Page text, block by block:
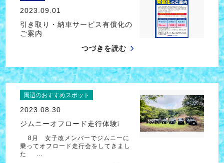
2023.09.01
引き取り・納車サービス有償化の
ご案内
つづきを読む
周辺のおすすめスポット
2023.08.30
ジムニーオフロード走行体験❕
8月 女子改メンバーでジムニーに
乗ってオフロード走行会をしてきまし
た …